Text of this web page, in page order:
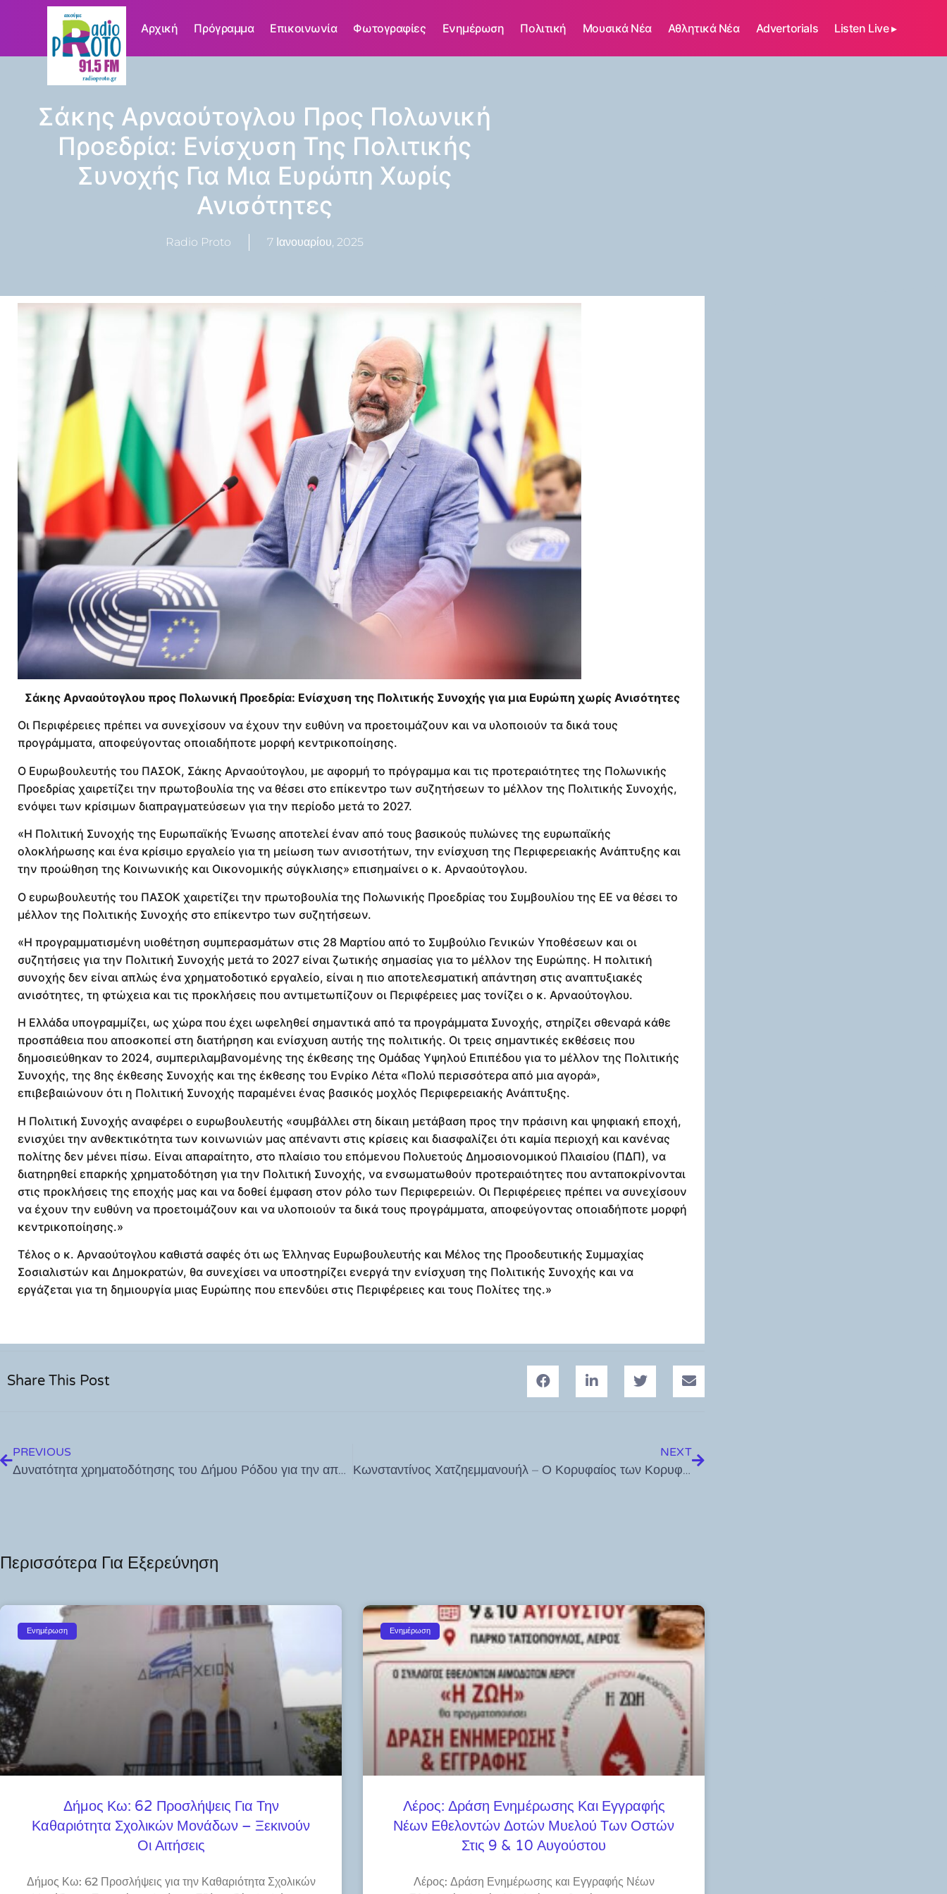
Αρχική Πρόγραμμα Επικοινωνία Φωτογραφίες Ενημέρωση Πολιτική Μουσικά Νέα Αθλητικά Νέα Advertorials Listen Live ▸
Σάκης Αρναούτογλου Προς Πολωνική
Προεδρία: Ενίσχυση Της Πολιτικής
Συνοχής Για Μια Ευρώπη Χωρίς
Ανισότητες
Radio Proto 7 Ιανουαρίου, 2025
Σάκης Αρναούτογλου προς Πολωνική Προεδρία: Ενίσχυση της Πολιτικής Συνοχής για μια Ευρώπη χωρίς Ανισότητες
Οι Περιφέρειες πρέπει να συνεχίσουν να έχουν την ευθύνη να προετοιμάζουν και να υλοποιούν τα δικά τους
προγράμματα, αποφεύγοντας οποιαδήποτε μορφή κεντρικοποίησης.
Ο Ευρωβουλευτής του ΠΑΣΟΚ, Σάκης Αρναούτογλου, με αφορμή το πρόγραμμα και τις προτεραιότητες της Πολωνικής
Προεδρίας χαιρετίζει την πρωτοβουλία της να θέσει στο επίκεντρο των συζητήσεων το μέλλον της Πολιτικής Συνοχής,
ενόψει των κρίσιμων διαπραγματεύσεων για την περίοδο μετά το 2027.
«Η Πολιτική Συνοχής της Ευρωπαϊκής Ένωσης αποτελεί έναν από τους βασικούς πυλώνες της ευρωπαϊκής
ολοκλήρωσης και ένα κρίσιμο εργαλείο για τη μείωση των ανισοτήτων, την ενίσχυση της Περιφερειακής Ανάπτυξης και
την προώθηση της Κοινωνικής και Οικονομικής σύγκλισης» επισημαίνει ο κ. Αρναούτογλου.
Ο ευρωβουλευτής του ΠΑΣΟΚ χαιρετίζει την πρωτοβουλία της Πολωνικής Προεδρίας του Συμβουλίου της ΕΕ να θέσει το
μέλλον της Πολιτικής Συνοχής στο επίκεντρο των συζητήσεων.
«Η προγραμματισμένη υιοθέτηση συμπερασμάτων στις 28 Μαρτίου από το Συμβούλιο Γενικών Υποθέσεων και οι
συζητήσεις για την Πολιτική Συνοχής μετά το 2027 είναι ζωτικής σημασίας για το μέλλον της Ευρώπης. Η πολιτική
συνοχής δεν είναι απλώς ένα χρηματοδοτικό εργαλείο, είναι η πιο αποτελεσματική απάντηση στις αναπτυξιακές
ανισότητες, τη φτώχεια και τις προκλήσεις που αντιμετωπίζουν οι Περιφέρειες μας τονίζει ο κ. Αρναούτογλου.
Η Ελλάδα υπογραμμίζει, ως χώρα που έχει ωφεληθεί σημαντικά από τα προγράμματα Συνοχής, στηρίζει σθεναρά κάθε
προσπάθεια που αποσκοπεί στη διατήρηση και ενίσχυση αυτής της πολιτικής. Οι τρεις σημαντικές εκθέσεις που
δημοσιεύθηκαν το 2024, συμπεριλαμβανομένης της έκθεσης της Ομάδας Υψηλού Επιπέδου για το μέλλον της Πολιτικής
Συνοχής, της 8ης έκθεσης Συνοχής και της έκθεσης του Ενρίκο Λέτα «Πολύ περισσότερα από μια αγορά»,
επιβεβαιώνουν ότι η Πολιτική Συνοχής παραμένει ένας βασικός μοχλός Περιφερειακής Ανάπτυξης.
Η Πολιτική Συνοχής αναφέρει ο ευρωβουλευτής «συμβάλλει στη δίκαιη μετάβαση προς την πράσινη και ψηφιακή εποχή,
ενισχύει την ανθεκτικότητα των κοινωνιών μας απέναντι στις κρίσεις και διασφαλίζει ότι καμία περιοχή και κανένας
πολίτης δεν μένει πίσω. Είναι απαραίτητο, στο πλαίσιο του επόμενου Πολυετούς Δημοσιονομικού Πλαισίου (ΠΔΠ), να
διατηρηθεί επαρκής χρηματοδότηση για την Πολιτική Συνοχής, να ενσωματωθούν προτεραιότητες που ανταποκρίνονται
στις προκλήσεις της εποχής μας και να δοθεί έμφαση στον ρόλο των Περιφερειών. Οι Περιφέρειες πρέπει να συνεχίσουν
να έχουν την ευθύνη να προετοιμάζουν και να υλοποιούν τα δικά τους προγράμματα, αποφεύγοντας οποιαδήποτε μορφή
κεντρικοποίησης.»
Τέλος ο κ. Αρναούτογλου καθιστά σαφές ότι ως Έλληνας Ευρωβουλευτής και Μέλος της Προοδευτικής Συμμαχίας
Σοσιαλιστών και Δημοκρατών, θα συνεχίσει να υποστηρίζει ενεργά την ενίσχυση της Πολιτικής Συνοχής και να
εργάζεται για τη δημιουργία μιας Ευρώπης που επενδύει στις Περιφέρειες και τους Πολίτες της.»
Share This Post
PREVIOUS
Δυνατότητα χρηματοδότησης του Δήμου Ρόδου για την αποκατάσταση υποδομών από τη θεομηνία
NEXT
Κωνσταντίνος Χατζηεμμανουήλ – Ο Κορυφαίος των Κορυφαίων στον Κόσμο Αθλητής Master
Περισσότερα Για Εξερεύνηση
Ενημέρωση
Δήμος Κω: 62 Προσλήψεις Για Την
Καθαριότητα Σχολικών Μονάδων – Ξεκινούν
Οι Αιτήσεις
Δήμος Κω: 62 Προσλήψεις για την Καθαριότητα Σχολικών
Ενημέρωση
Λέρος: Δράση Ενημέρωσης Και Εγγραφής
Νέων Εθελοντών Δοτών Μυελού Των Οστών
Στις 9 & 10 Αυγούστου
Λέρος: Δράση Ενημέρωσης και Εγγραφής Νέων